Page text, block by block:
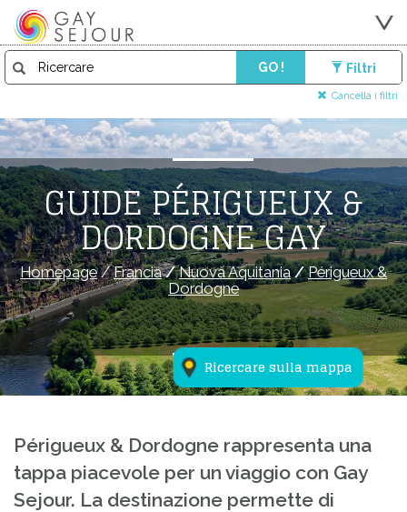
GO ! Filtri
Cancella i filtri
Ricercare sulla mappa
GUIDE PÉRIGUEUX &
DORDOGNE GAY
Homepage/Francia/Nuova Aquitania/Périgueux &
Dordogne
Périgueux & Dordogne rappresenta una
tappa piacevole per un viaggio con Gay
Sejour. La destinazione permette di